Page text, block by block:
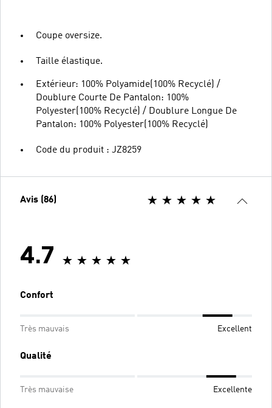
Coupe oversize.
Taille élastique.
Extérieur: 100% Polyamide(100% Recyclé) /
Doublure Courte De Pantalon: 100%
Polyester(100% Recyclé) / Doublure Longue De
Pantalon: 100% Polyester(100% Recyclé)
Code du produit : JZ8259
Avis (86)
4.7
Confort
Très mauvais Excellent
Qualité
Très mauvaise Excellente